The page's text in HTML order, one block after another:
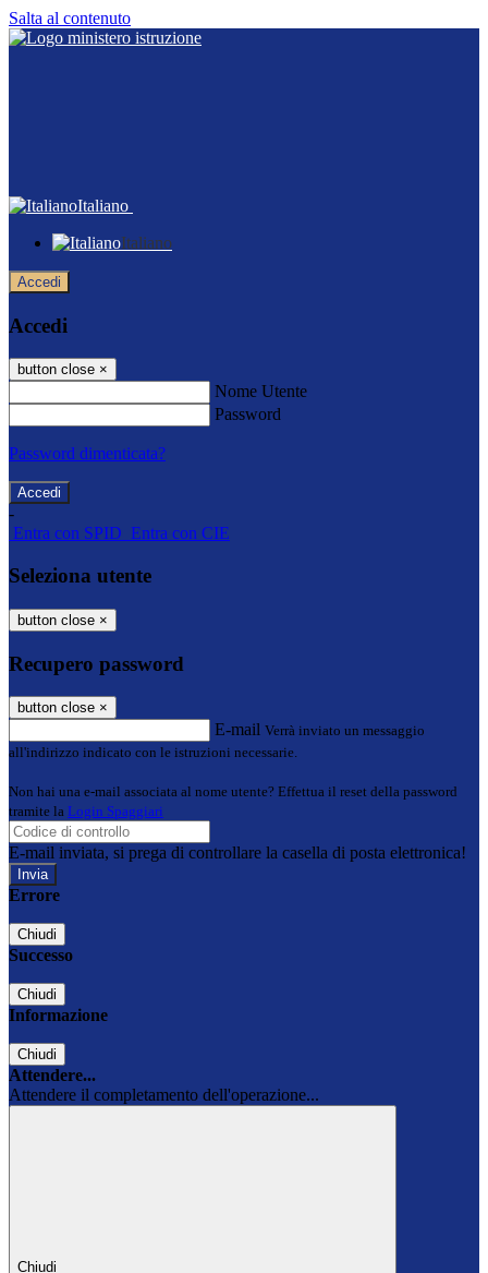
Salta al contenuto
Italiano
Italiano
Accedi
Accedi
button close ×
Nome Utente
Password
Password dimenticata?
-
Entra con SPID Entra con CIE
Seleziona utente
button close ×
Recupero password
button close ×
E-mail Verrà inviato un messaggio
all'indirizzo indicato con le istruzioni necessarie.
Non hai una e-mail associata al nome utente? Effettua il reset della password
tramite la Login Spaggiari
E-mail inviata, si prega di controllare la casella di posta elettronica!
Errore
Chiudi
Successo
Chiudi
Informazione
Chiudi
Attendere...
Attendere il completamento dell'operazione...
Chiudi